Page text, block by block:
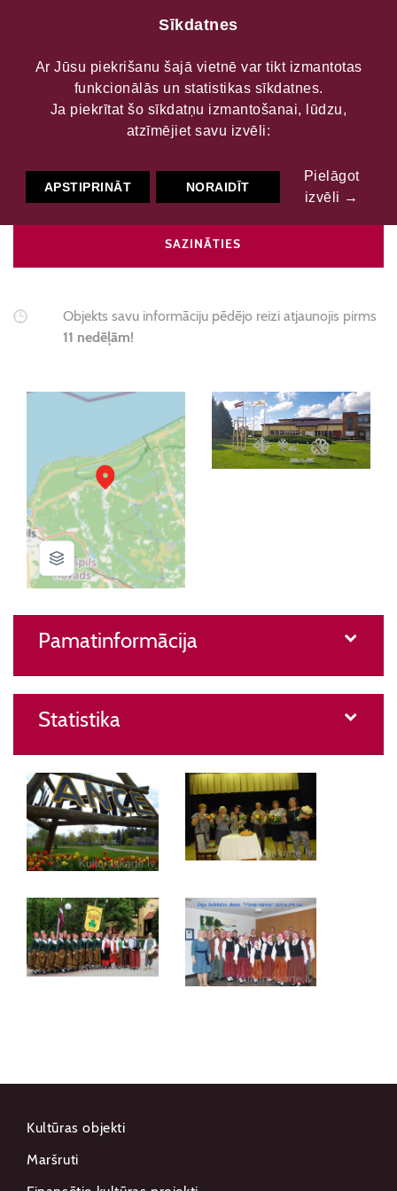
Ances kultūras nams
Kultūras centri Kultūras nams
SAZINĀTIES
Objekts savu informāciju pēdējo reizi atjaunojis pirms
11 nedēļām!
Pamatinformācija
Statistika
Kultūras objekti
Maršruti
Sīkdatnes
Ar Jūsu piekrišanu šajā vietnē var tikt izmantotas
funkcionālās un statistikas sīkdatnes.
Ja piekrītat šo sīkdatņu izmantošanai, lūdzu,
atzīmējiet savu izvēli:
APSTIPRINĀT NORAIDĪT
Pielāgot
izvēli →